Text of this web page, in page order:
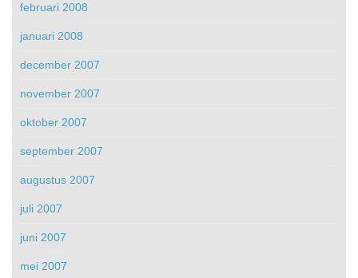
februari 2008
januari 2008
december 2007
november 2007
oktober 2007
september 2007
augustus 2007
juli 2007
juni 2007
mei 2007